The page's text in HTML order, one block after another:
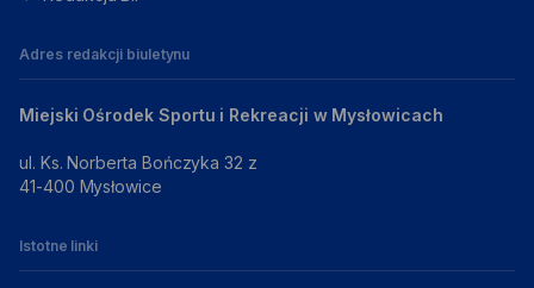
Adres redakcji biuletynu
Miejski Ośrodek Sportu i Rekreacji w Mysłowicach
ul. Ks. Norberta Bończyka 32 z
41-400 Mysłowice
Istotne linki